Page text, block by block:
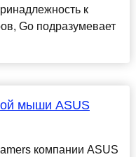
к
Go подразумевает
мыши ASUS
компании ASUS